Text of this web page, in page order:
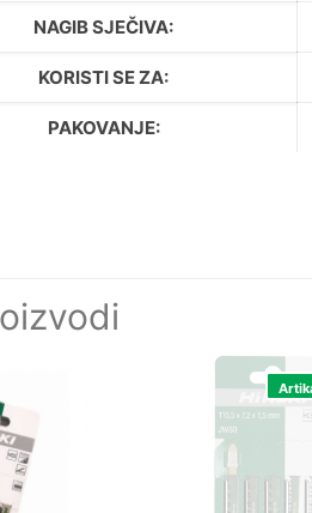
NAGIB SJEČIVA:
KORISTI SE ZA:
PAKOVANJE: